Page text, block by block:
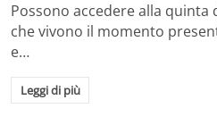
Possono accedere alla
che vivono il momento
e…
Leggi di più